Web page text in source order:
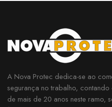
A Nova Protec dedica-se ao
segurança no trabalho,
de mais de 20 anos neste ramo,